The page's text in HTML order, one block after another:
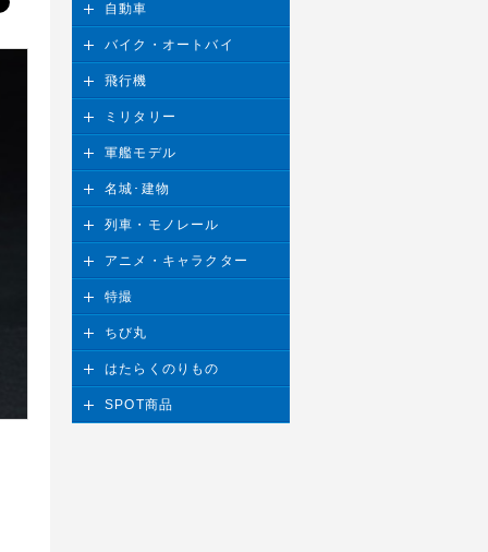
自動車
バイク・オートバイ
飛行機
ミリタリー
軍艦モデル
名城･建物
列車・モノレール
アニメ・キャラクター
特撮
ちび丸
はたらくのりもの
SPOT商品